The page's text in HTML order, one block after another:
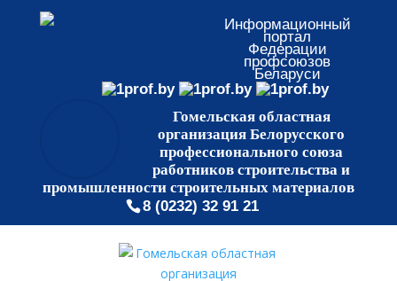
Информационный
портал
Федерации
профсоюзов
Беларуси
Гомельская областная
организация Белорусского
профессионального союза
работников строительства и
промышленности строительных материалов
8 (0232) 32 91 21